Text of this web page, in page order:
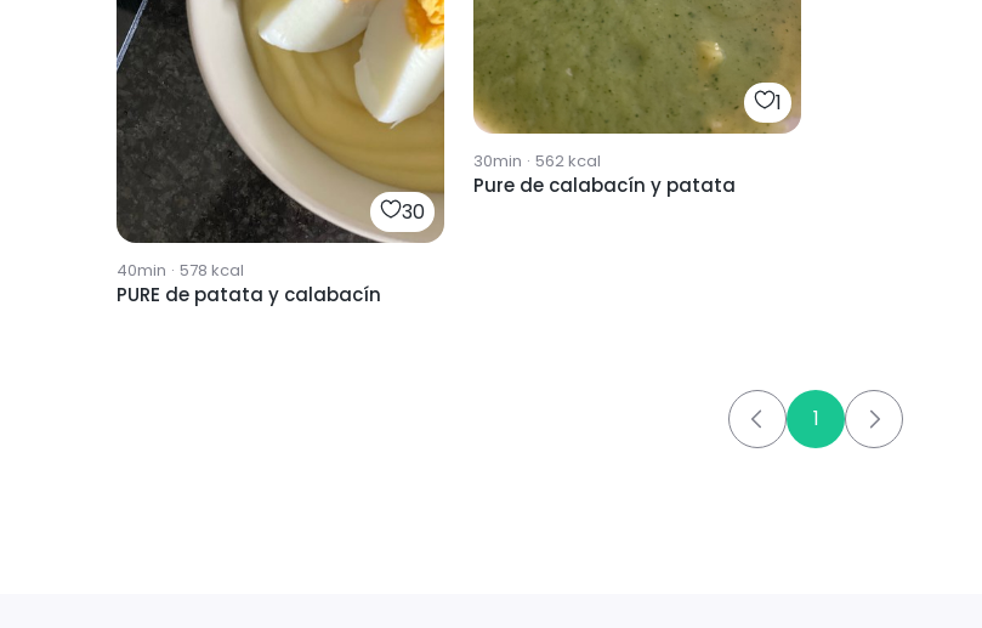
30
40min · 578 kcal
PURE de patata y calabacín
1
30min · 562kcal
Pure de calabacín y patata
1